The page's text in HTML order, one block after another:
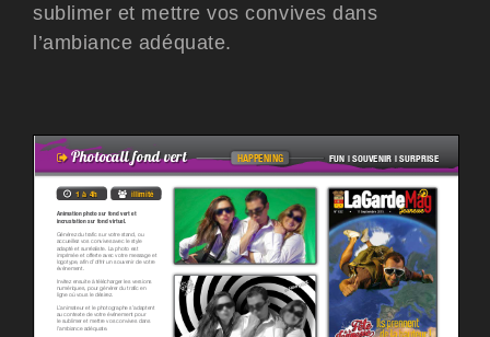
sublimer et mettre vos convives dans
l’ambiance adéquate.